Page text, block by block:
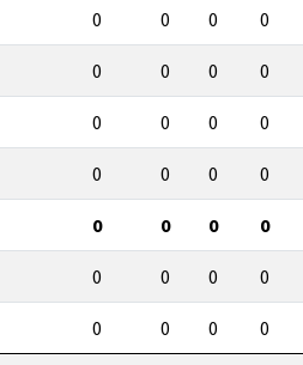
0 0 0 0
0 0 0 0
0 0 0 0
0 0 0 0
0 0 0 0
0 0 0 0
0 0 0 0